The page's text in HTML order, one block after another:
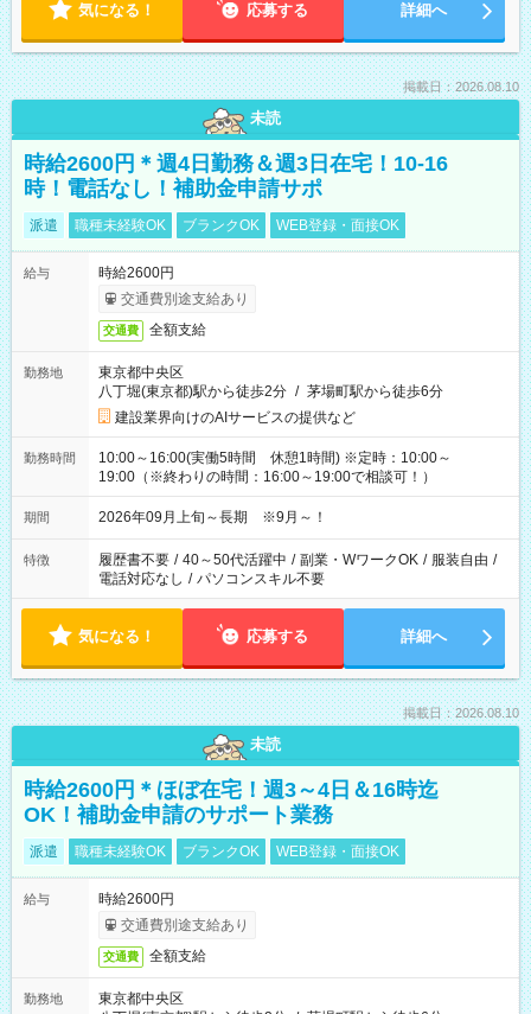
気になる！ 応募する 詳細へ
掲載日：2026.08.10
未読
時給2600円＊週4日勤務＆週3日在宅！10-16
時！電話なし！補助金申請サポ
派遣 職種未経験OK ブランクOK WEB登録・面接OK
給与
時給2600円
交通費別途支給あり
交通費 全額支給
勤務地
東京都中央区
八丁堀(東京都)駅から徒歩2分 / 茅場町駅から徒歩6分
建設業界向けのAIサービスの提供など
勤務時間
10:00～16:00(実働5時間 休憩1時間) ※定時：10:00～
19:00（※終わりの時間：16:00～19:00で相談可！）
期間 2026年09月上旬～長期 ※9月～！
特徴 履歴書不要 / 40～50代活躍中 / 副業・WワークOK / 服装自由 /
電話対応なし / パソコンスキル不要
気になる！ 応募する 詳細へ
掲載日：2026.08.10
未読
時給2600円＊ほぼ在宅！週3～4日＆16時迄
OK！補助金申請のサポート業務
派遣 職種未経験OK ブランクOK WEB登録・面接OK
給与
時給2600円
交通費別途支給あり
交通費 全額支給
勤務地
東京都中央区